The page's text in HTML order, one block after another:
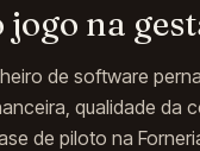
na
de software
qualidade da
de piloto na Forneria